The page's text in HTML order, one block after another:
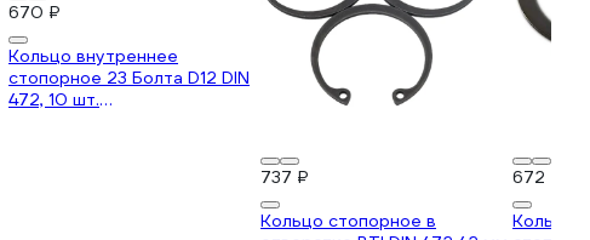
670 ₽
Кольцо внутреннее
стопорное 23 Болта D12 DIN
472, 10 шт.
737 ₽
Кольцо стопорное в
672 ₽
Кольцо